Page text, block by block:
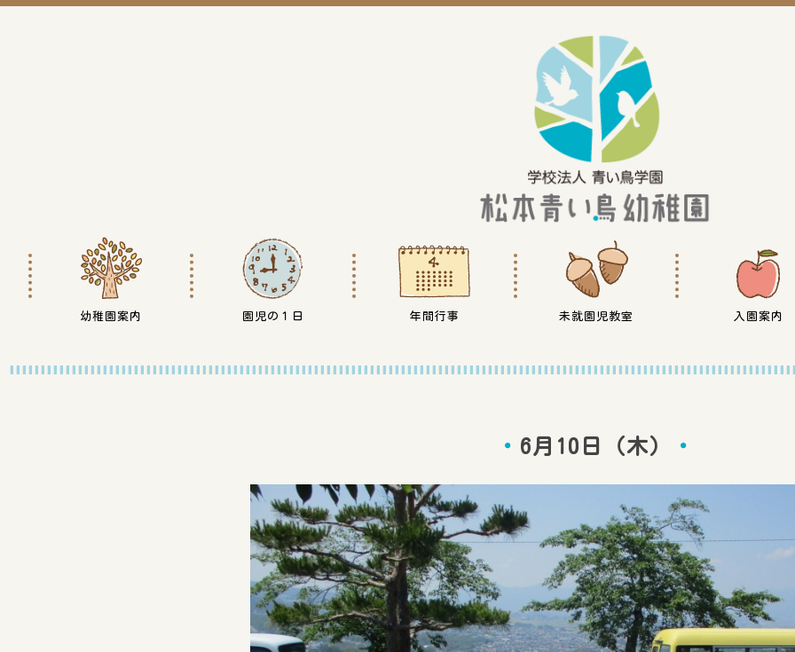
幼稚園案内 園児の１日 年間行事 未就園児教室 入園案内
6月10日（木）